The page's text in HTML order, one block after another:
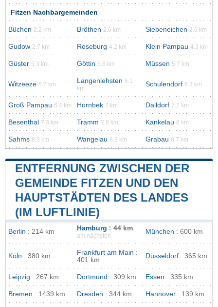
Fitzen Nachbargemeinden
Büchen 2.2 km Bröthen 2.6 km Siebeneichen 2.6 km
Gudow 2.7 km Roseburg 4.2 km Klein Pampau 4.3 km
Güster 5.3 km Göttin 5.6 km Müssen 5.7 km
Witzeeze 5.7 km Langenlehsten 6.1
km
Schulendorf 6.3 km
Groß Pampau 6.4 km Hornbek 7 km Dalldorf 7.2 km
Besenthal 7.3 km Tramm 7.8 km Kankelau 8 km
Sahms 8.3 km Wangelau 8.3 km Grabau 8.7 km
ENTFERNUNG ZWISCHEN DER
GEMEINDE FITZEN UND DEN
HAUPTSTÄDTEN DES LANDES
(IM LUFTLINIE)
Berlin : 214 km Hamburg : 44 km
am nächsten
München : 600 km
Köln : 380 km Frankfurt am Main :
401 km
Düsseldorf : 365 km
Leipzig : 267 km Dortmund : 309 km Essen : 335 km
Bremen : 1439 km Dresden : 344 km Hannover : 139 km